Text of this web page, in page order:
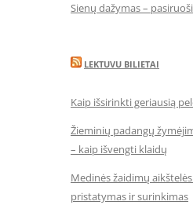
Sienų dažymas –
LEKTUVU BILIETAI
Kaip išsirinkti geriausią
Žieminių padangų
– kaip išvengti klaidų
Medinės žaidimų
pristatymas ir surinkimas